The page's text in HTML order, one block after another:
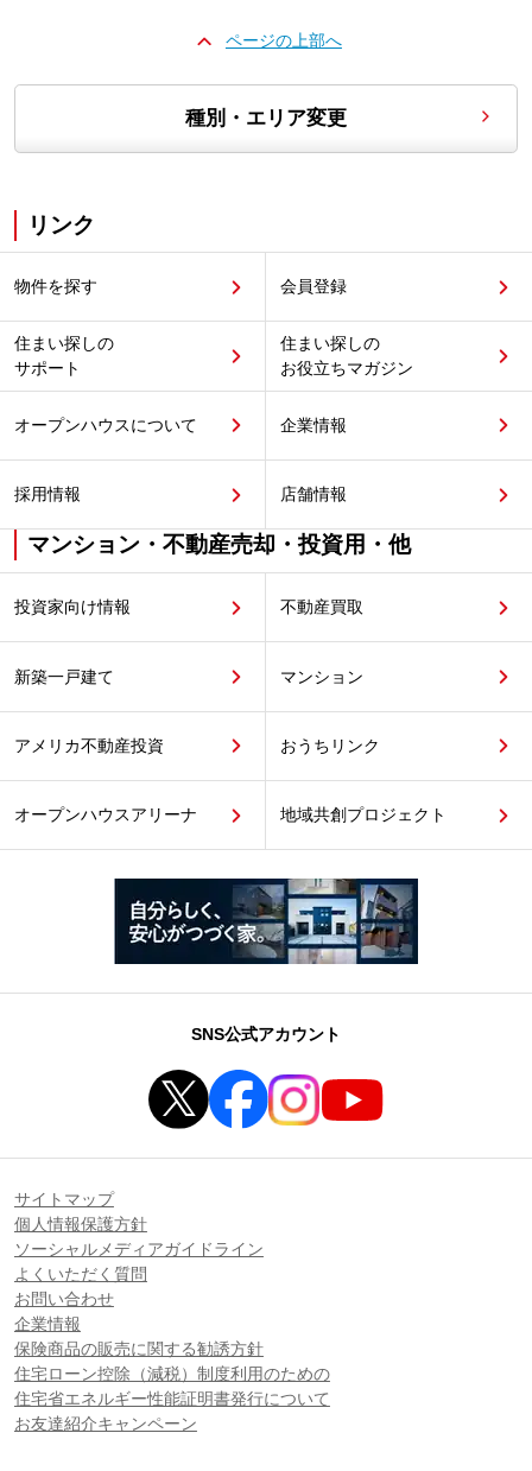
ページの上部へ
種別・エリア変更
リンク
物件を探す 会員登録
住まい探しの
サポート
住まい探しの
お役立ちマガジン
オープンハウスについて 企業情報
採用情報 店舗情報
マンション・不動産売却・投資用・他
投資家向け情報 不動産買取
新築一戸建て マンション
アメリカ不動産投資 おうちリンク
オープンハウスアリーナ 地域共創プロジェクト
SNS公式アカウント
サイトマップ
個人情報保護方針
ソーシャルメディアガイドライン
よくいただく質問
お問い合わせ
企業情報
保険商品の販売に関する勧誘方針
住宅ローン控除（減税）制度利用のための
住宅省エネルギー性能証明書発行について
お友達紹介キャンペーン